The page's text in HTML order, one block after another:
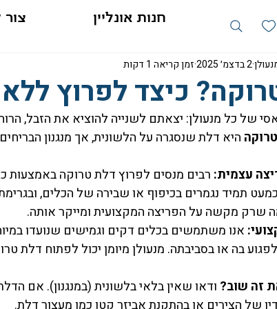
חנות אונליין
כיצד לפרוץ
2 בדצמ׳ 2025 זמן קריאה 1 דקות
של כל מנעולן: יצאתם לשנייה להוציא את הזבל,
היא דלת שנסגרה על הלשונית, אך מנגנון
עצמית: רבים מנסים לפרוץ דלת טרוקה באמצעות
כמעט תמיד נגמרים בכיפוף או שבירה של הכלים,
שרק מקשה על הפריצה המקצועית ומייקר אותה.
אנו משתמשים בכלים דקים וגמישים שנועדו
בה או בסביבתה. מנעולן מיומן יכול לפתוח דלת
זה שוב? ודאו שאין בלאי בלשונית (במנגנון). אם